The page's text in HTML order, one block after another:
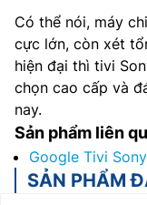
Có thể nói, máy
cực lớn, còn xét
hiện đại thì tivi
chọn cao cấp và
nay.
Sản phẩm liên
Google Tivi
SẢN PHẨM